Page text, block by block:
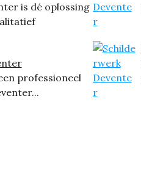
is dé oplossing
professioneel